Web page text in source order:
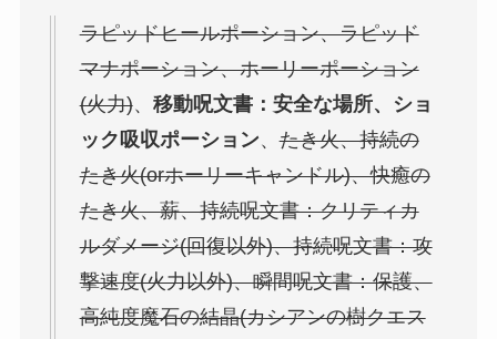
ラピッドヒールポーション、ラピッド
マナポーション、ホーリーポーション
(火力)、 移動呪文書：安全な場所、ショ
ック吸収ポーション、たき火、持続の
たき火(orホーリーキャンドル)、快癒の
たき火、薪、持続呪文書：クリティカ
ルダメージ(回復以外)、持続呪文書：攻
撃速度(火力以外)、瞬間呪文書：保護、
高純度魔石の結晶(カシアンの樹クエス